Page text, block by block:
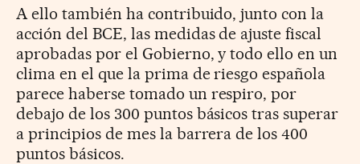
A ello también ha contribuido, junto con la
acción del BCE, las medidas de ajuste fiscal
aprobadas por el Gobierno, y todo ello en un
clima en el que la prima de riesgo española
parece haberse tomado un respiro, por
debajo de los 300 puntos básicos tras superar
a principios de mes la barrera de los 400
puntos básicos.